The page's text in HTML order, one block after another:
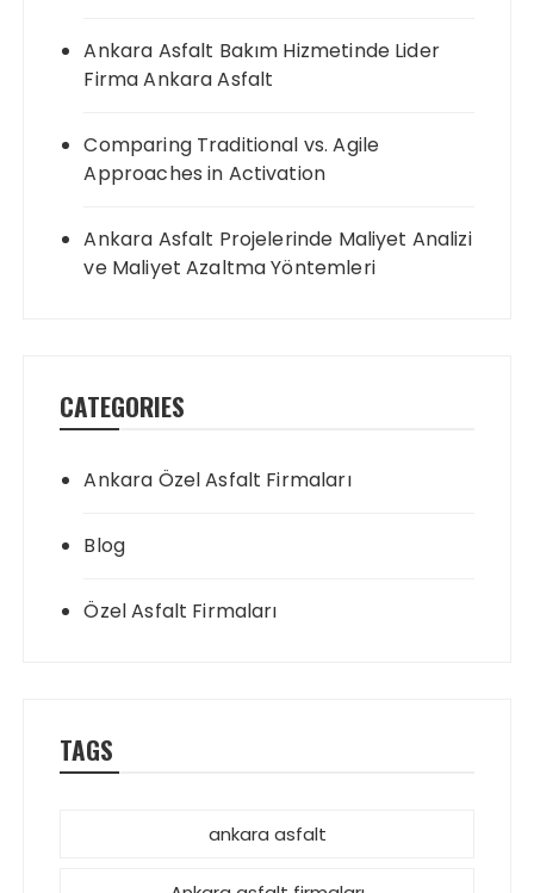
Ankara Asfalt Bakım Hizmetinde Lider
Firma Ankara Asfalt
Comparing Traditional vs. Agile
Approaches in Activation
Ankara Asfalt Projelerinde Maliyet Analizi
ve Maliyet Azaltma Yöntemleri
CATEGORIES
Ankara Özel Asfalt Firmaları
Blog
Özel Asfalt Firmaları
TAGS
ankara asfalt